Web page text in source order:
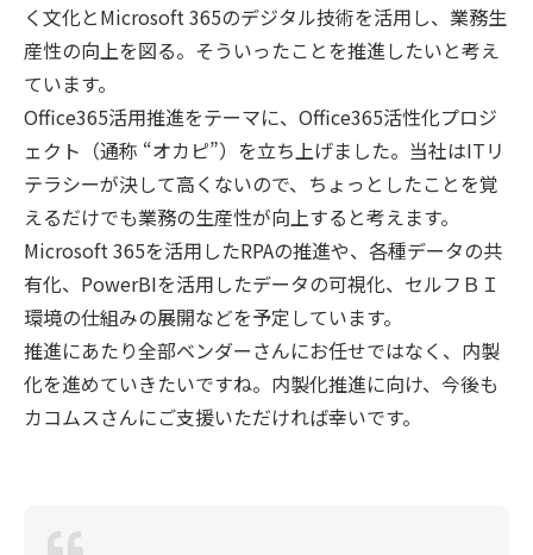
く文化とMicrosoft 365のデジタル技術を活用し、業務生
産性の向上を図る。そういったことを推進したいと考え
ています。
Office365活用推進をテーマに、Office365活性化プロジ
ェクト（通称 “オカピ”）を立ち上げました。当社はITリ
テラシーが決して高くないので、ちょっとしたことを覚
えるだけでも業務の生産性が向上すると考えます。
Microsoft 365を活用したRPAの推進や、各種データの共
有化、PowerBIを活用したデータの可視化、セルフＢＩ
環境の仕組みの展開などを予定しています。
推進にあたり全部ベンダーさんにお任せではなく、内製
化を進めていきたいですね。内製化推進に向け、今後も
カコムスさんにご支援いただければ幸いです。